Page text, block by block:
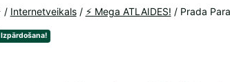
/ Internetveikals / ⚡️ Mega ATLAIDES! / Prada
Izpārdošana!